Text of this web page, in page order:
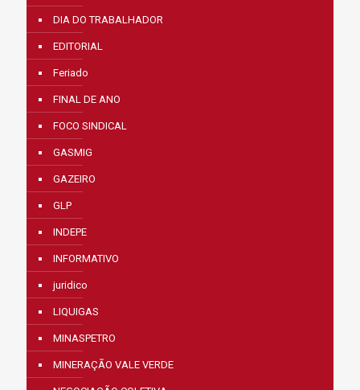
DIA DO TRABALHADOR
EDITORIAL
Feriado
FINAL DE ANO
FOCO SINDICAL
GASMIG
GAZEIRO
GLP
INDEPE
INFORMATIVO
juridico
LIQUIGAS
MINASPETRO
MINERAÇÃO VALE VERDE